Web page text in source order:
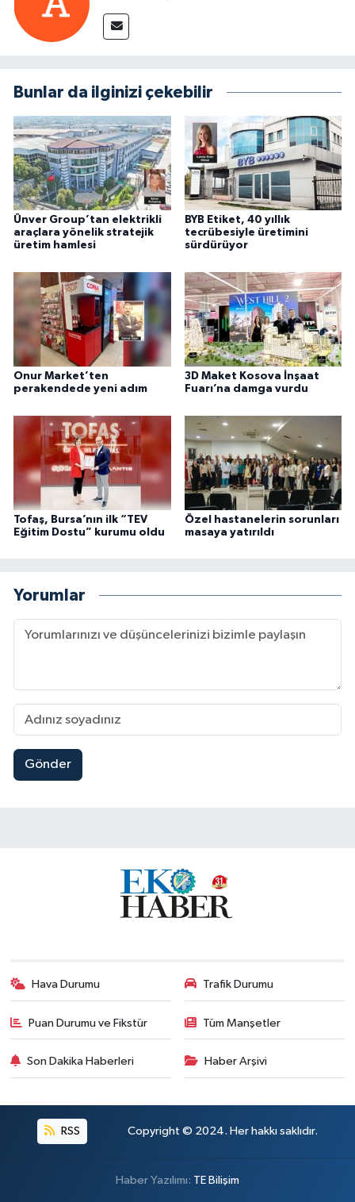
Bunlar da ilginizi çekebilir
Ünver Group’tan elektrikli
araçlara yönelik stratejik
üretim hamlesi
BYB Etiket, 40 yıllık
tecrübesiyle üretimini
sürdürüyor
Onur Market’ten
perakendede yeni adım
3D Maket Kosova İnşaat
Fuarı’na damga vurdu
Tofaş, Bursa’nın ilk “TEV
Eğitim Dostu” kurumu oldu
Özel hastanelerin sorunları
masaya yatırıldı
Yorumlar
Gönder
Hava Durumu Trafik Durumu
Puan Durumu ve Fikstür Tüm Manşetler
Son Dakika Haberleri Haber Arşivi
RSS Copyright © 2024. Her hakkı saklıdır.
Haber Yazılımı: TE Bilişim